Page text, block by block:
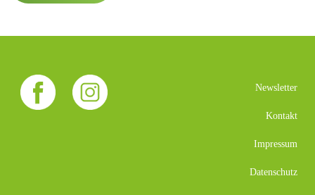
Newsletter
Kontakt
Impressum
Datenschutz